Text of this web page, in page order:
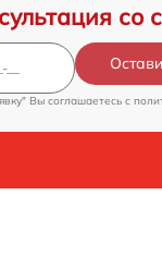
со
Вы соглашаетесь c